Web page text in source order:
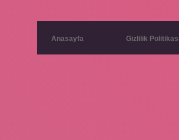
Anasayfa Gizlilik